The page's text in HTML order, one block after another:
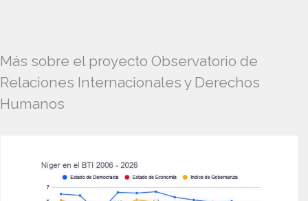
Más sobre el proyecto Observatorio de
Relaciones Internacionales y Derechos
Humanos